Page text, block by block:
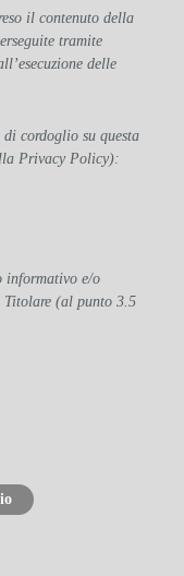
il contenuto della
tramite
delle
cordoglio su questa
Privacy Policy):
informativo e/o
Titolare (al punto 3.5